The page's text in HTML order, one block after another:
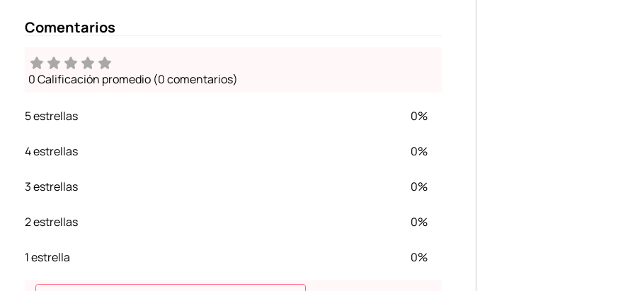
Comentarios
0 Calificación promedio (0 comentarios)
5 estrellas 0%
4 estrellas 0%
3 estrellas 0%
2 estrellas 0%
1 estrella 0%